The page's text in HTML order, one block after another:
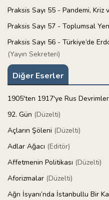
Praksis Sayı 55 - Pandemi, Kriz
Praksis Sayı 57 - Toplumsal
Praksis Sayı 56 - Türkiye’de
(Yayın Sekreteri)
Diğer Eserler
1905'ten 1917'ye Rus
92. Gün (Düzelti)
Açların Şöleni (Düzelti)
Adlar Ağacı (Editör)
Affetmenin Politikası (Düzelti)
Aforizmalar (Düzelti)
Ağrı İsyanı’nda İstanbullu Bir